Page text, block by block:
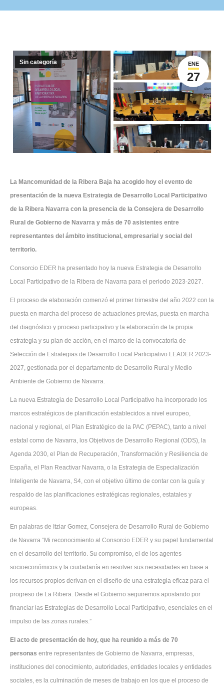
ENE
27
Sin categoría
La Mancomunidad de la Ribera Baja ha acogido hoy el evento de
presentación de la nueva Estrategia de Desarrollo Local Participativo
de la Ribera Navarra con la presencia de la Consejera de Desarrollo
Rural de Gobierno de Navarra y más de 70 asistentes entre
representantes del ámbito institucional, empresarial y social del
territorio.
Consorcio EDER ha presentado hoy la nueva Estrategia de Desarrollo
Local Participativo de la Ribera de Navarra para el periodo 2023-2027.
El proceso de elaboración comenzó el primer trimestre del año 2022 con la
puesta en marcha del proceso de actuaciones previas, puesta en marcha
del diagnóstico y proceso participativo y la elaboración de la propia
estrategia y su plan de acción, en el marco de la convocatoria de
Selección de Estrategias de Desarrollo Local Participativo LEADER 2023-
2027, gestionada por el departamento de Desarrollo Rural y Medio
Ambiente de Gobierno de Navarra.
La nueva Estrategia de Desarrollo Local Participativo ha incorporado los
marcos estratégicos de planificación establecidos a nivel europeo,
nacional y regional, el Plan Estratégico de la PAC (PEPAC), tanto a nivel
estatal como de Navarra, los Objetivos de Desarrollo Regional (ODS), la
Agenda 2030, el Plan de Recuperación, Transformación y Resiliencia de
España, el Plan Reactivar Navarra, o la Estrategia de Especialización
Inteligente de Navarra, S4, con el objetivo último de contar con la guía y
respaldo de las planificaciones estratégicas regionales, estatales y
europeas.
En palabras de Itziar Gomez, Consejera de Desarrollo Rural de Gobierno
de Navarra “Mi reconocimiento al Consorcio EDER y su papel fundamental
en el desarrollo del territorio. Su compromiso, el de los agentes
socioeconómicos y la ciudadanía en resolver sus necesidades en base a
los recursos propios derivan en el diseño de una estrategia eficaz para el
progreso de La Ribera. Desde el Gobierno seguiremos apostando por
financiar las Estrategias de Desarrollo Local Participativo, esenciales en el
impulso de las zonas rurales.”
El acto de presentación de hoy, que ha reunido a más de 70
personas entre representantes de Gobierno de Navarra, empresas,
instituciones del conocimiento, autoridades, entidades locales y entidades
sociales, es la culminación de meses de trabajo en los que el proceso de